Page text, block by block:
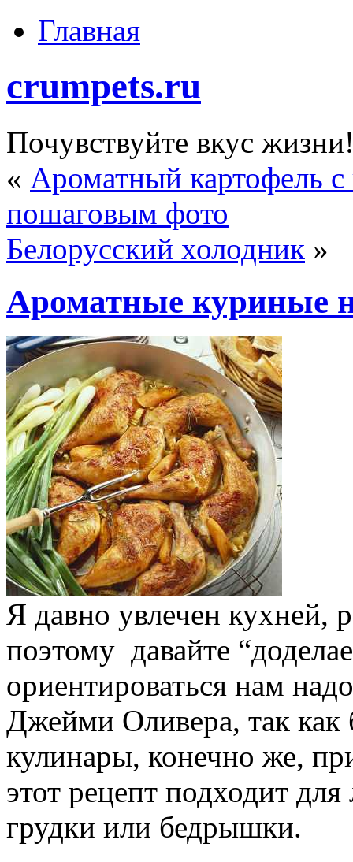
Главная
crumpets.ru
Почувствуйте вкус
« Ароматный картофель
пошаговым фото
Белорусский холодник »
Ароматные куриные
Я давно увлечен кухней,
поэтому давайте
ориентироваться нам
Джейми Оливера, так как
кулинары, конечно же,
этот рецепт подходит
грудки или бедрышки.